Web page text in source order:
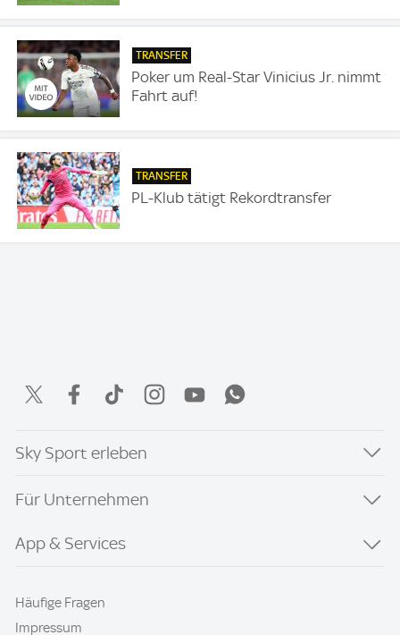
TRANSFER
Poker um Real-Star Vinicius Jr. nimmt
Fahrt auf!
TRANSFER
PL-Klub tätigt Rekordtransfer
Sky Sport erleben
Für Unternehmen
App & Services
Häufige Fragen
Impressum